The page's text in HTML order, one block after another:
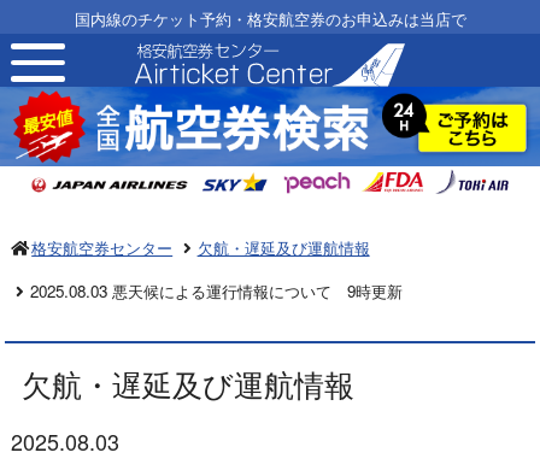
国内線のチケット予約・格安航空券のお申込みは当店で
toggle
navigation
格安航空券センター
欠航・遅延及び運航情報
2025.08.03 悪天候による運行情報について 9時更新
欠航・遅延及び運航情報
2025.08.03